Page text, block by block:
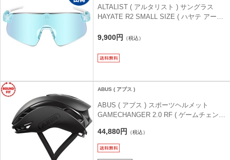
ALTALIST ( アルタリスト ) サングラス
HAYATE R2 SMALL SIZE ( ハヤテ アール
トクリアブルー ( ブルーミラー/VIV20調光
9,900円 （税込）
ABUS ( アブス )
ABUS ( アブス ) スポーツヘルメット
GAMECHANGER 2.0 RF ( ゲームチェンジ
ラック ROUND FIT ( 57-61cm )
44,880円 （税込）